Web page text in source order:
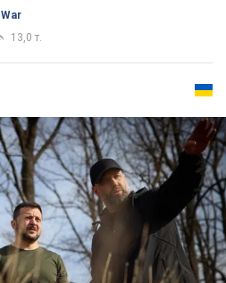
War
13,0 т.